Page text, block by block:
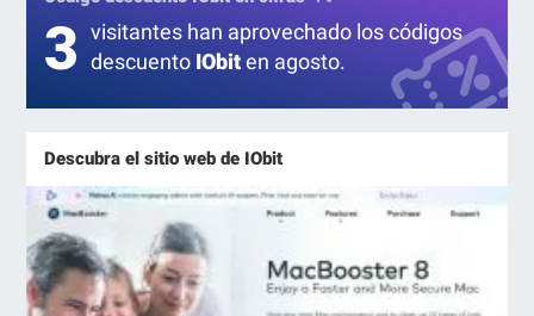
3 visitantes han aprovechado los códigos
descuento IObiten agosto.
Descubra el sitio web de IObit